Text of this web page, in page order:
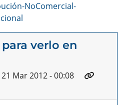
NoComercial-
verlo en
Mar 2012 - 00:08